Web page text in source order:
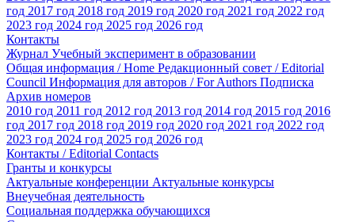
год 2017 год 2018 год 2019 год 2020 год 2021 год 2022 год
2023 год 2024 год 2025 год 2026 год
Контакты
Журнал Учебный эксперимент в образовании
Общая информация / Home Редакционный совет / Editorial
Council Информация для авторов / For Authors Подписка
Архив номеров
2010 год 2011 год 2012 год 2013 год 2014 год 2015 год 2016
год 2017 год 2018 год 2019 год 2020 год 2021 год 2022 год
2023 год 2024 год 2025 год 2026 год
Контакты / Editorial Contacts
Гранты и конкурсы
Актуальные конференции Актуальные конкурсы
Внеучебная деятельность
Социальная поддержка обучающихся